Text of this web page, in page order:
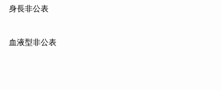
身長非公表
血液型非公表